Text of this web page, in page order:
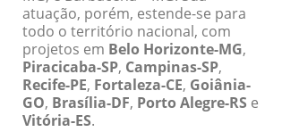
atuação, porém, estende-se para
todo o território nacional, com
projetos em Belo Horizonte-MG,
Piracicaba-SP, Campinas-SP,
Recife-PE, Fortaleza-CE, Goiânia-
GO, Brasília-DF, Porto Alegre-RS e
Vitória-ES.